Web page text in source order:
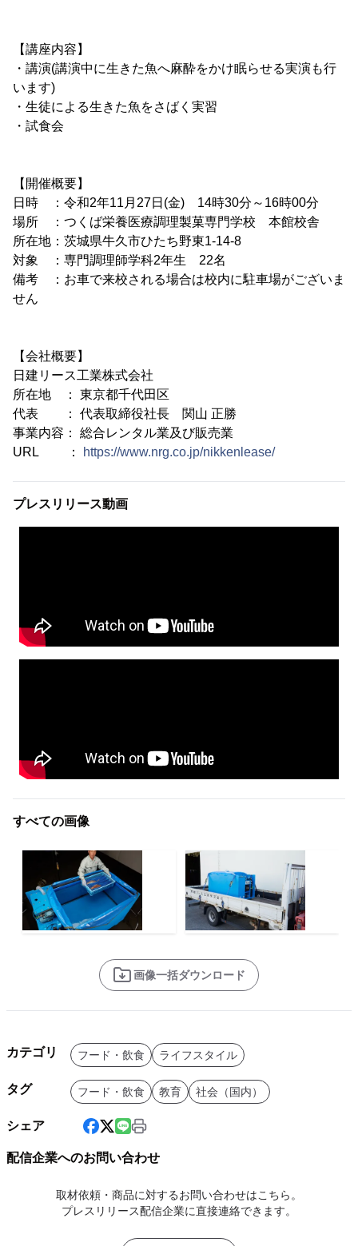
【講座内容】
・講演(講演中に生きた魚へ麻酔をかけ眠らせる実演も行
います)
・生徒による生きた魚をさばく実習
・試食会
【開催概要】
日時 ：令和2年11月27日(金) 14時30分～16時00分
場所 ：つくば栄養医療調理製菓専門学校 本館校舎
所在地：茨城県牛久市ひたち野東1-14-8
対象 ：専門調理師学科2年生 22名
備考 ：お車で来校される場合は校内に駐車場がございま
せん
【会社概要】
日建リース工業株式会社
所在地 ： 東京都千代田区
代表 ： 代表取締役社長 関山 正勝
事業内容： 総合レンタル業及び販売業
URL ：
https://www.nrg.co.jp/nikkenlease/
プレスリリース動画
すべての画像
画像一括ダウンロード
カテゴリ フード・飲食 ライフスタイル
タグ フード・飲食 教育 社会（国内）
シェア
配信企業へのお問い合わせ
取材依頼・商品に対するお問い合わせはこちら。
プレスリリース配信企業に直接連絡できます。